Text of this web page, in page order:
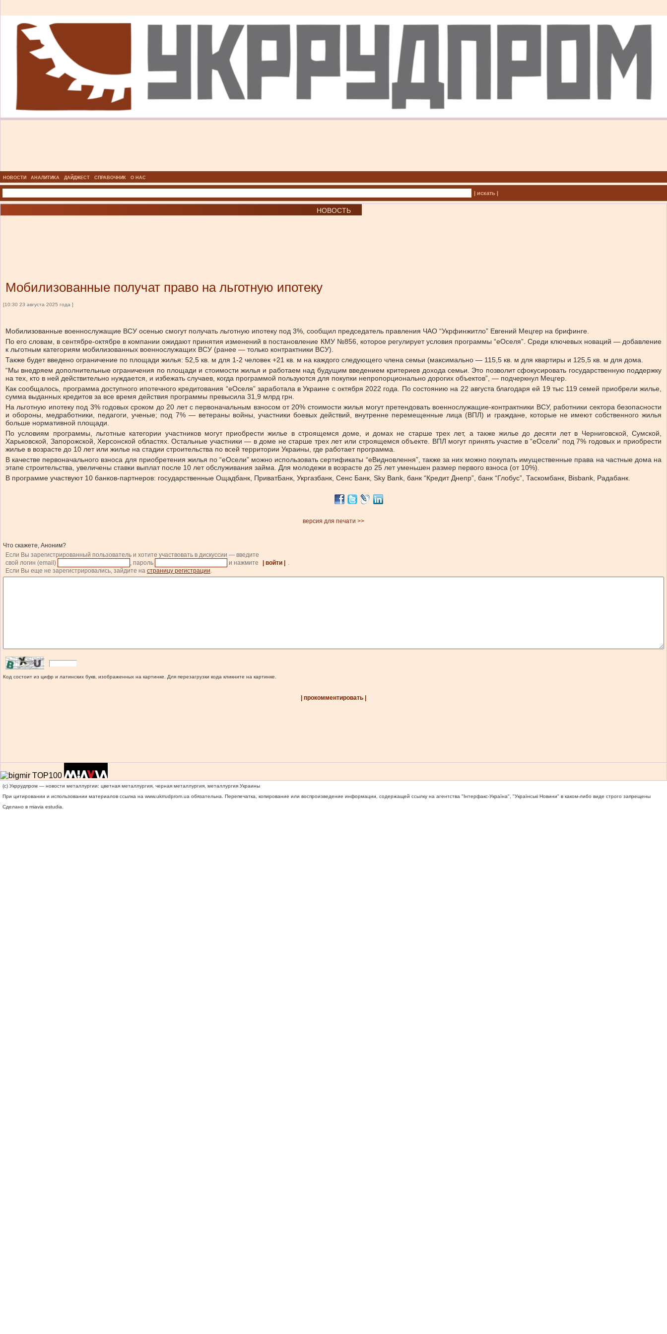
НОВОСТИ АНАЛИТИКА ДАЙДЖЕСТ СПРАВОЧНИК О НАС
| искать |
НОВОСТЬ
Мобилизованные получат право на льготную ипотеку
[10:30 23 августа 2025 года ]
Мобилизованные военнослужащие ВСУ осенью смогут получать льготную ипотеку под 3%, сообщил председатель правления ЧАО “Укрфинжитло” Евгений Мецгер на брифинге.
По его словам, в сентябре-октябре в компании ожидают принятия изменений в постановление КМУ №856, которое регулирует условия программы “еОселя”. Среди ключевых новаций — добавление
к льготным категориям мобилизованных военнослужащих ВСУ (ранее — только контрактники ВСУ).
Также будет введено ограничение по площади жилья: 52,5 кв. м для 1-2 человек +21 кв. м на каждого следующего члена семьи (максимально — 115,5 кв. м для квартиры и 125,5 кв. м для дома.
“Мы внедряем дополнительные ограничения по площади и стоимости жилья и работаем над будущим введением критериев дохода семьи. Это позволит сфокусировать государственную поддержку
на тех, кто в ней действительно нуждается, и избежать случаев, когда программой пользуются для покупки непропорционально дорогих объектов”, — подчеркнул Мецгер.
Как сообщалось, программа доступного ипотечного кредитования “еОселя” заработала в Украине с октября 2022 года. По состоянию на 22 августа благодаря ей 19 тыс 119 семей приобрели жилье,
сумма выданных кредитов за все время действия программы превысила 31,9 млрд грн.
На льготную ипотеку под 3% годовых сроком до 20 лет с первоначальным взносом от 20% стоимости жилья могут претендовать военнослужащие-контрактники ВСУ, работники сектора безопасности
и обороны, медработники, педагоги, ученые; под 7% — ветераны войны, участники боевых действий, внутренне перемещенные лица (ВПЛ) и граждане, которые не имеют собственного жилья
больше нормативной площади.
По условиям программы, льготные категории участников могут приобрести жилье в строящемся доме, и домах не старше трех лет, а также жилье до десяти лет в Черниговской, Сумской,
Харьковской, Запорожской, Херсонской областях. Остальные участники — в доме не старше трех лет или строящемся объекте. ВПЛ могут принять участие в “еОсели” под 7% годовых и приобрести
жилье в возрасте до 10 лет или жилье на стадии строительства по всей территории Украины, где работает программа.
В качестве первоначального взноса для приобретения жилья по “еОсели” можно использовать сертификаты “еВидновлення”, также за них можно покупать имущественные права на частные дома на
этапе строительства, увеличены ставки выплат после 10 лет обслуживания займа. Для молодежи в возрасте до 25 лет уменьшен размер первого взноса (от 10%).
В программе участвуют 10 банков-партнеров: государственные Ощадбанк, ПриватБанк, Укргазбанк, Сенс Банк, Sky Bank, банк “Кредит Днепр”, банк “Глобус”, Таскомбанк, Bisbank, Радабанк.
версия для печати >>
Что скажете, Аноним?
Если Вы зарегистрированный пользователь и хотите участвовать в дискуссии — введите
свой логин (email)
, пароль и нажмите | войти |
.
Если Вы еще не зарегистрировались, зайдите на страницу регистрации.
Код состоит из цифр и латинских букв, изображенных на картинке. Для перезагрузки кода кликните на картинке.
| прокомментировать |
(c) Укррудпром — новости металлургии: цветная металлургия, черная металлургия, металлургия Украины
При цитировании и использовании материалов ссылка на www.ukrrudprom.ua обязательна. Перепечатка, копирование или воспроизведение информации, содержащей ссылку на агентства "Iнтерфакс-Україна", "Українськi Новини" в каком-либо виде строго запрещены
Сделано в miavia estudia.